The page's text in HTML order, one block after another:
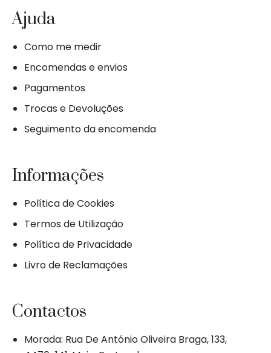
Ajuda
Como me medir
Encomendas e envios
Pagamentos
Trocas e Devoluções
Seguimento da encomenda
Informações
Política de Cookies
Termos de Utilização
Política de Privacidade
Livro de Reclamações
Contactos
Morada: Rua De António Oliveira Braga, 133,